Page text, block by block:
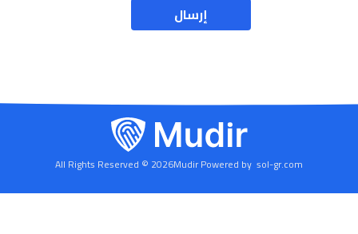
Mudir Powered by
2026 © All Rights Reserved